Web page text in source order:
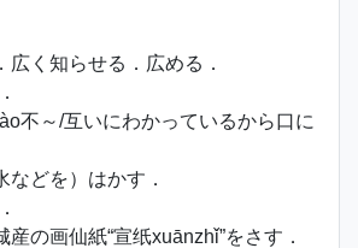
広く知らせる．広める．
不～/互いにわかっているから口に
などを）はかす．
産の画仙紙“宣纸xuānzhǐ”をさす．